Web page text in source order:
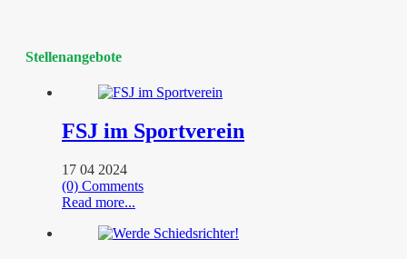
Stellenangebote
FSJ im Sportverein
17 04 2024
(0) Comments
Read more...